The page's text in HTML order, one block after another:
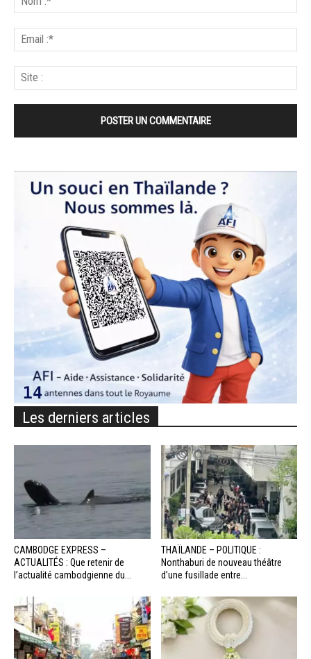
Les derniers articles
CAMBODGE EXPRESS –
ACTUALITÉS : Que retenir de
l’actualité cambodgienne du...
THAÏLANDE – POLITIQUE :
Nonthaburi de nouveau théâtre
d’une fusillade entre...